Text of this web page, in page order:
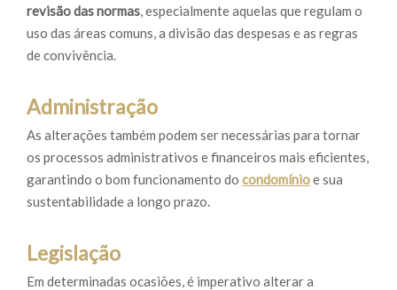
revisão das normas, especialmente aquelas que regulam o
uso das áreas comuns, a divisão das despesas e as regras
de convivência.
Administração
As alterações também podem ser necessárias para tornar
os processos administrativos e financeiros mais eficientes,
garantindo o bom funcionamento do condomínioe sua
sustentabilidade a longo prazo.
Legislação
Em determinadas ocasiões, é imperativo alterar a